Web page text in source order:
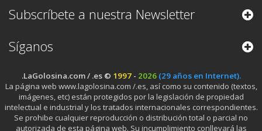
Subscríbete a nuestra Newsletter
Síganos
.LaGolosina.com / .es © 1997- 2026 (29 años en Internet).
La página web www.lagolosina.com /.es, así como su contenido (textos,
imágenes, etc) están protegidos por la legislación de propiedad
intelectual e industrial y los tratados internacionales correspondientes.
Se prohibe cualquier reproducción o distribución total o parcial no
autorizada de esta página web. Su incumplimiento conllevará las